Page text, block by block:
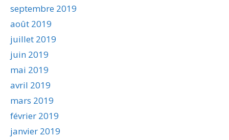
septembre 2019
août 2019
juillet 2019
juin 2019
mai 2019
avril 2019
mars 2019
février 2019
janvier 2019